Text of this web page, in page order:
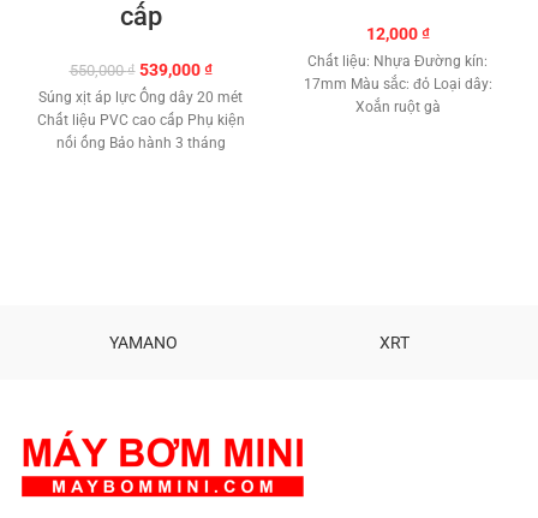
cấp
550,000₫ Giá
gốc
là:
550,000 ₫.
539,000₫Giá
hiện
tại
539,000 ₫.
Súng xịt áp lực Ống dây 20 mét
Chất liệu PVC cao cấp Phụ kiện
nối ống Bảo hành 3 tháng
12,000₫
Chất liệu: Nhựa Đường kín:
17mm Màu sắc: đỏ Loại dây:
Xoắn ruột gà
YAMANO XRT